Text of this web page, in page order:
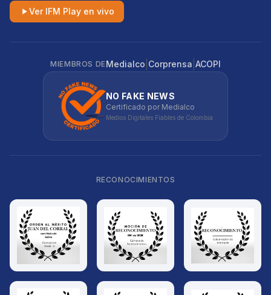
Ver IFM Play en vivo
MIEMBROS DEMedialco Corprensa ACOPI
NO FAKE NEWS
Certificado por Medialco
Medios Digitales Fiables de Colombia
RECONOCIMIENTOS